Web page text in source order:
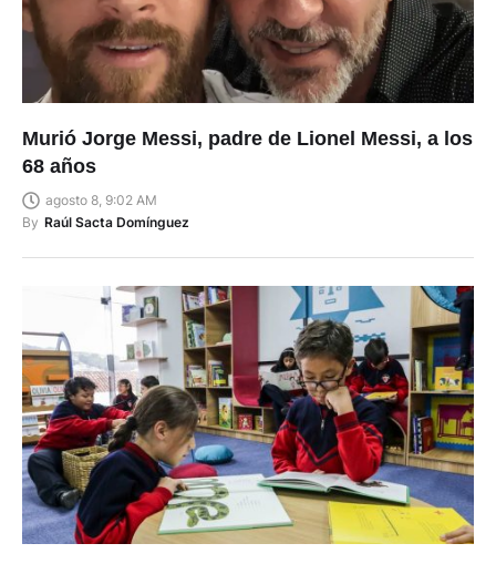
Murió Jorge Messi, padre de Lionel Messi, a los
68 años
agosto 8, 9:02 AM
By Raúl Sacta Domínguez